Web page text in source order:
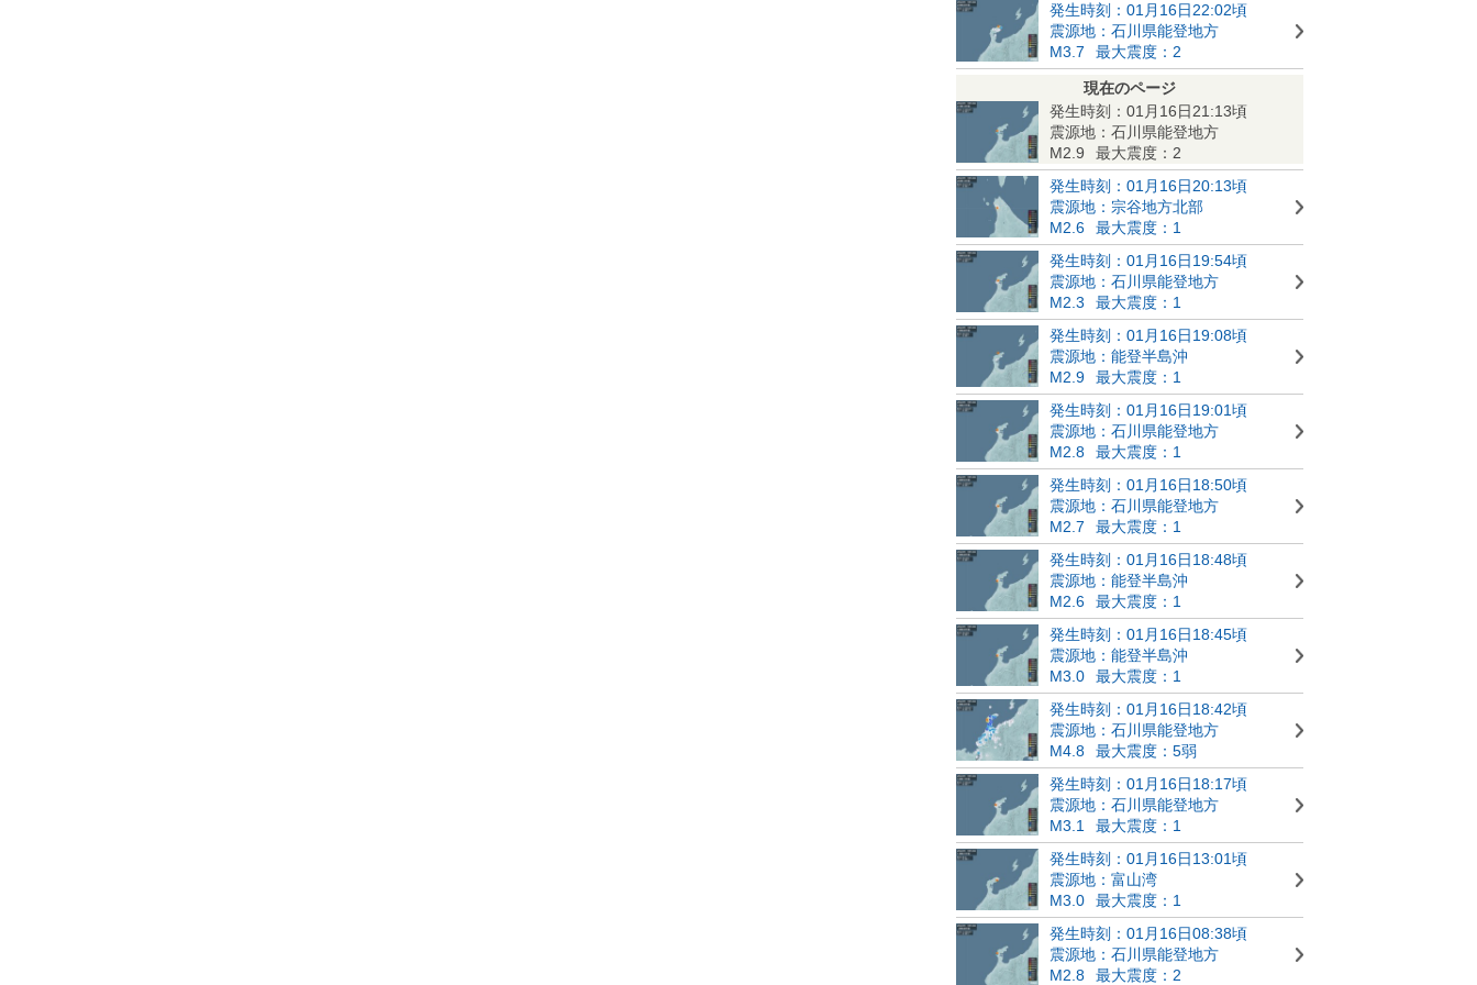
発生時刻：01月16日22:02頃
震源地：石川県能登地方
M3.7
最大震度：2
現在のページ
発生時刻：01月16日21:13頃
震源地：石川県能登地方
M2.9
最大震度：2
発生時刻：01月16日20:13頃
震源地：宗谷地方北部
M2.6
最大震度：1
発生時刻：01月16日19:54頃
震源地：石川県能登地方
M2.3
最大震度：1
発生時刻：01月16日19:08頃
震源地：能登半島沖
M2.9
最大震度：1
発生時刻：01月16日19:01頃
震源地：石川県能登地方
M2.8
最大震度：1
発生時刻：01月16日18:50頃
震源地：石川県能登地方
M2.7
最大震度：1
発生時刻：01月16日18:48頃
震源地：能登半島沖
M2.6
最大震度：1
発生時刻：01月16日18:45頃
震源地：能登半島沖
M3.0
最大震度：1
発生時刻：01月16日18:42頃
震源地：石川県能登地方
M4.8
最大震度：5弱
発生時刻：01月16日18:17頃
震源地：石川県能登地方
M3.1
最大震度：1
発生時刻：01月16日13:01頃
震源地：富山湾
M3.0
最大震度：1
発生時刻：01月16日08:38頃
震源地：石川県能登地方
M2.8
最大震度：2